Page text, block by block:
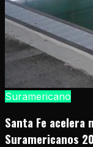
Suramericano
Santa Fe acelera
Suramericanos